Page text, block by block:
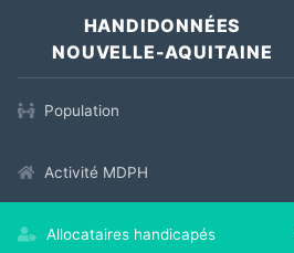
HANDIDONNÉES
NOUVELLE-AQUITAINE
Population
Activité MDPH
Allocataires handicapés